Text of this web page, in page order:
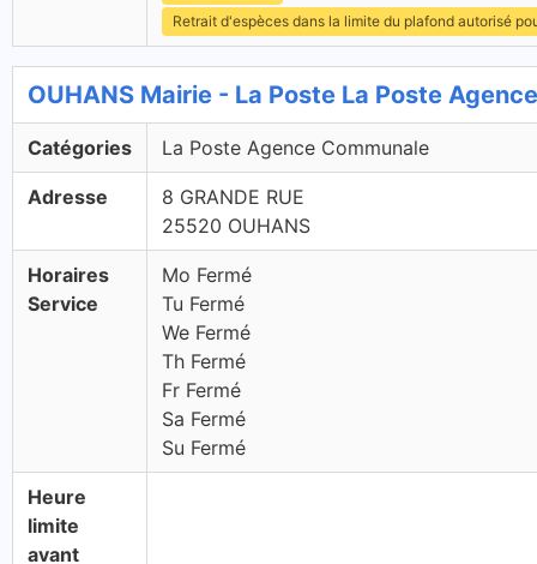
Retrait d'espèces dans la limite du plafond autorisé
OUHANS Mairie - La Poste La Poste
Catégories La Poste Agence Communale
Adresse
8 GRANDE RUE
25520 OUHANS
Horaires
Service
Mo Fermé
Tu Fermé
We Fermé
Th Fermé
Fr Fermé
Sa Fermé
Su Fermé
Heure
limite
avant